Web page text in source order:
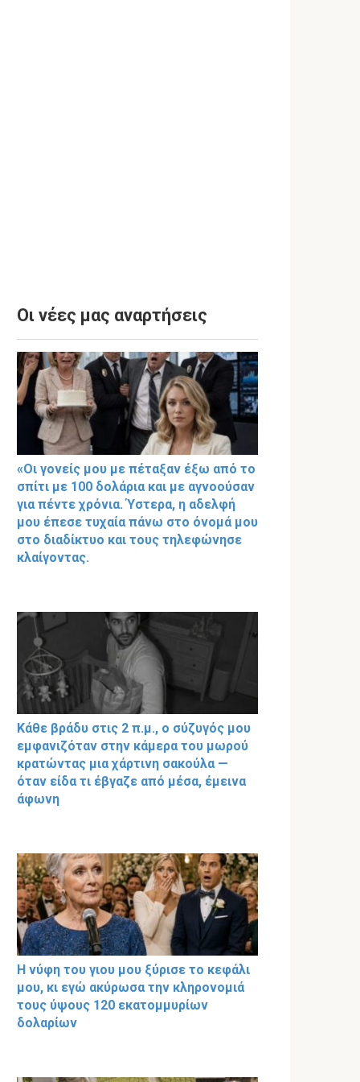
Οι νέες μας αναρτήσεις
«Οι γονείς μου με πέταξαν έξω από το
σπίτι με 100 δολάρια και με αγνοούσαν
για πέντε χρόνια. Ύστερα, η αδελφή
μου έπεσε τυχαία πάνω στο όνομά μου
στο διαδίκτυο και τους τηλεφώνησε
κλαίγοντας.
Κάθε βράδυ στις 2 π.μ., ο σύζυγός μου
εμφανιζόταν στην κάμερα του μωρού
κρατώντας μια χάρτινη σακούλα —
όταν είδα τι έβγαζε από μέσα, έμεινα
άφωνη
Η νύφη του γιου μου ξύρισε το κεφάλι
μου, κι εγώ ακύρωσα την κληρονομιά
τους ύψους 120 εκατομμυρίων
δολαρίων